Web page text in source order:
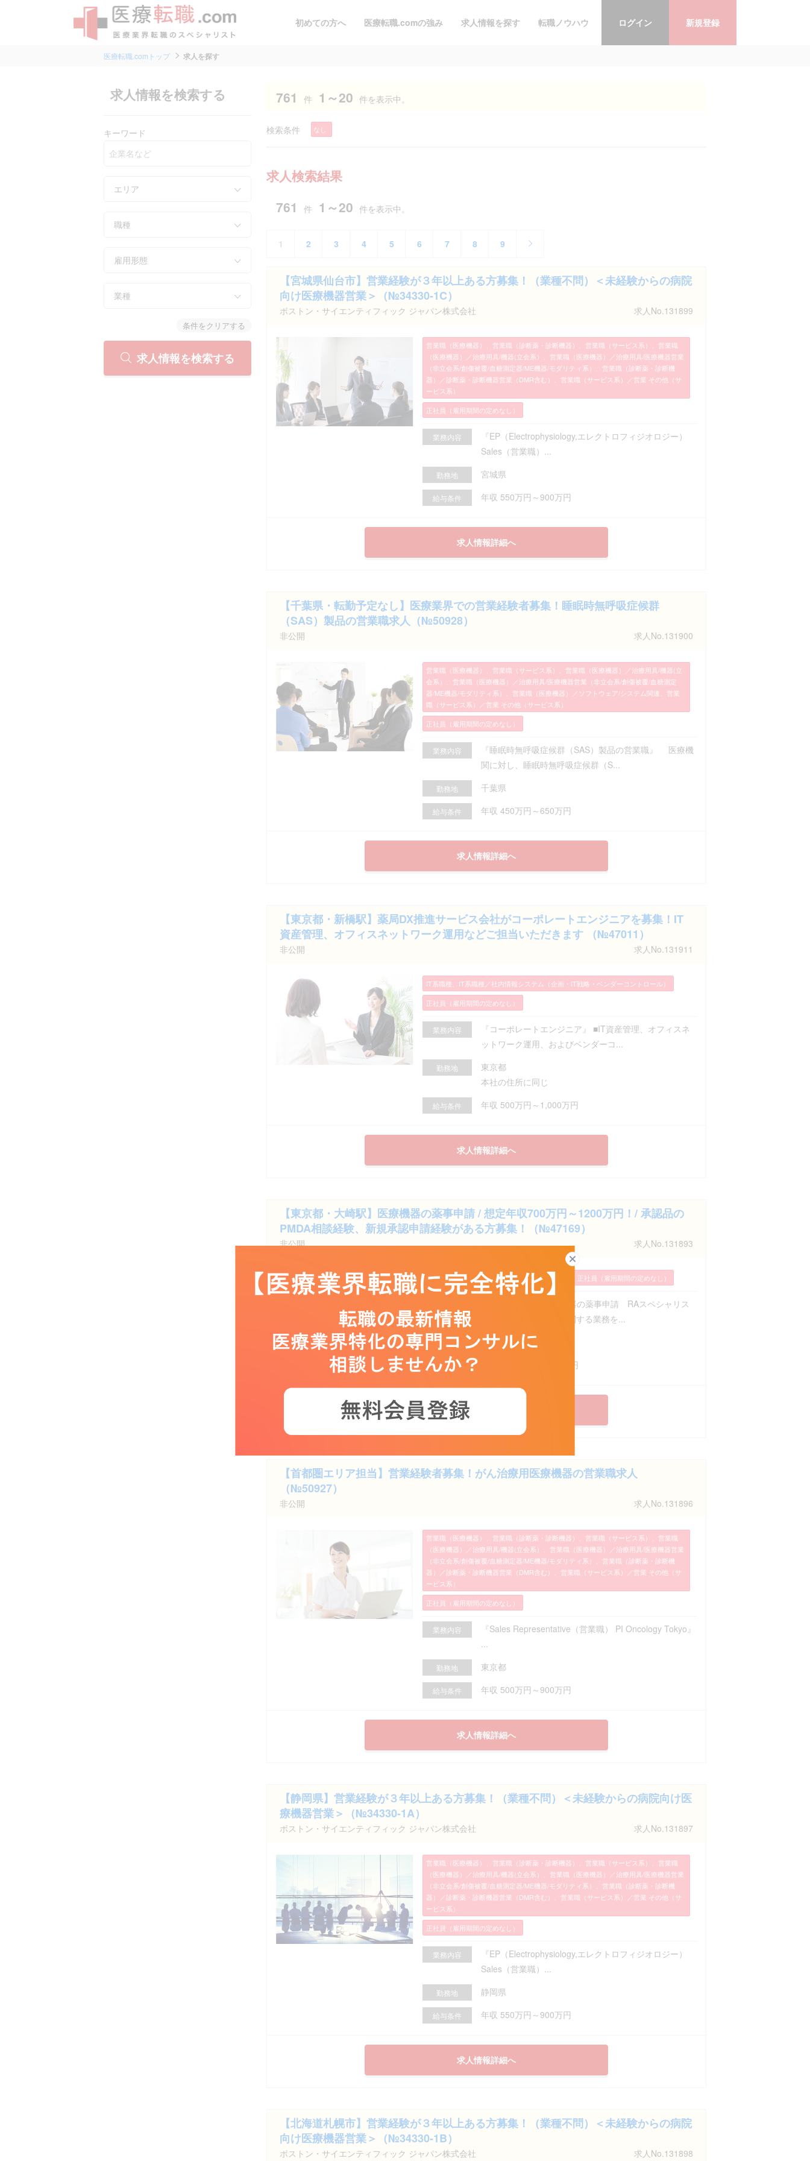
初めての方へ 医療転職.comの強み 求人情報を探す 転職ノウハウ ログイン 新規登録
医療転職.comトップ 求人を探す
求人情報を検索する
キーワード
エリア
職種
雇用形態
業種
条件をクリアする
求人情報を検索する
761 件 1～20 件を表示中。
検索条件 なし
求人検索結果
761
件 1～20 件を表示中。
1 2 3 4 5 6 7 8 9
【宮城県仙台市】営業経験が３年以上ある方募集！（業種不問）＜未経験からの病院
向け医療機器営業＞（№34330-1C）
ボストン・サイエンティフィック ジャパン株式会社 求人No.131899
営業職（医療機器）、営業職（診断薬・診断機器）、営業職（サービス系）、営業職
（医療機器）／治療用具/機器(立会系）、営業職（医療機器）／治療用具/医療機器営業
（非立会系/創傷被覆/血糖測定器/ME機器/モダリティ系）、営業職（診断薬・診断機
器）／診断薬・診断機器営業（DMR含む）、営業職（サービス系）／営業 その他（サ
ービス系）
正社員（雇用期間の定めなし）
業務内容
『EP（Electrophysiology,エレクトロフィジオロジー）
Sales（営業職）...
勤務地 宮城県
給与条件 年収 550万円～900万円
求人情報詳細へ
【千葉県・転勤予定なし】医療業界での営業経験者募集！睡眠時無呼吸症候群
（SAS）製品の営業職求人（№50928）
非公開 求人No.131900
営業職（医療機器）、営業職（サービス系）、営業職（医療機器）／治療用具/機器(立
会系）、営業職（医療機器）／治療用具/医療機器営業（非立会系/創傷被覆/血糖測定
器/ME機器/モダリティ系）、営業職（医療機器）／ソフトウェア/システム関連、営業
職（サービス系）／営業 その他（サービス系）
正社員（雇用期間の定めなし）
業務内容
『睡眠時無呼吸症候群（SAS）製品の営業職』 医療機
関に対し、睡眠時無呼吸症候群（S...
勤務地 千葉県
給与条件 年収 450万円～650万円
求人情報詳細へ
【東京都・新橋駅】薬局DX推進サービス会社がコーポレートエンジニアを募集！IT
資産管理、オフィスネットワーク運用などご担当いただきます （№47011）
非公開 求人No.131911
IT系職種、IT系職種／社内情報システム（企画・IT戦略・ベンダーコントロール）
正社員（雇用期間の定めなし）
業務内容
『コーポレートエンジニア』 ■IT資産管理、オフィスネ
ットワーク運用、およびベンダーコ...
勤務地
東京都
本社の住所に同じ
給与条件 年収 500万円～1,000万円
求人情報詳細へ
【東京都・大崎駅】医療機器の薬事申請 / 想定年収700万円～1200万円！/ 承認品の
PMDA相談経験、新規承認申請経験がある方募集！（№47169）
非公開 求人No.131893
薬事品質保証、薬事品質保証／薬事申請（RA） 正社員（雇用期間の定めなし）
『RAグループ／医療機器の薬事申請 RAスペシャリス
ト』 主に以下の薬事に関する業務を...
勤務地 東京都
給与条件 年収 700万円～1,200万円
求人情報詳細へ
【首都圏エリア担当】営業経験者募集！がん治療用医療機器の営業職求人
（№50927）
非公開 求人No.131896
営業職（医療機器）、営業職（診断薬・診断機器）、営業職（サービス系）、営業職
（医療機器）／治療用具/機器(立会系）、営業職（医療機器）／治療用具/医療機器営業
（非立会系/創傷被覆/血糖測定器/ME機器/モダリティ系）、営業職（診断薬・診断機
器）／診断薬・診断機器営業（DMR含む）、営業職（サービス系）／営業 その他（サ
ービス系）
正社員（雇用期間の定めなし）
業務内容
『Sales Representative（営業職） PI Oncology Tokyo』
勤務地 東京都
給与条件 年収 500万円～900万円
求人情報詳細へ
【静岡県】営業経験が３年以上ある方募集！（業種不問）＜未経験からの病院向け医
療機器営業＞（№34330-1A）
ボストン・サイエンティフィック ジャパン株式会社 求人No.131897
営業職（医療機器）、営業職（診断薬・診断機器）、営業職（サービス系）、営業職
（医療機器）／治療用具/機器(立会系）、営業職（医療機器）／治療用具/医療機器営業
（非立会系/創傷被覆/血糖測定器/ME機器/モダリティ系）、営業職（診断薬・診断機
器）／診断薬・診断機器営業（DMR含む）、営業職（サービス系）／営業 その他（サ
ービス系）
正社員（雇用期間の定めなし）
業務内容
『EP（Electrophysiology,エレクトロフィジオロジー）
Sales（営業職）...
勤務地 静岡県
給与条件 年収 550万円～900万円
求人情報詳細へ
【北海道札幌市】営業経験が３年以上ある方募集！（業種不問）＜未経験からの病院
向け医療機器営業＞（№34330-1B）
ボストン・サイエンティフィック ジャパン株式会社 求人No.131898